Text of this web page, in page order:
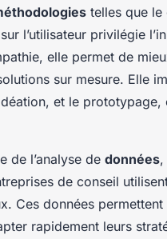
telles que
l’utilisateur privilégie
elle permet de
sur mesure. Elle
et le
de l’analyse de données,
de conseil
Ces données
rapidement leurs